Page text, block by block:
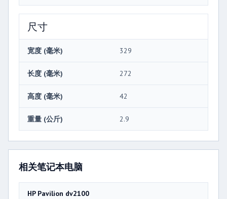
尺寸
宽度 (毫米) 329
长度 (毫米) 272
高度 (毫米) 42
重量 (公斤) 2.9
相关笔记本电脑
HP Pavilion dv2100